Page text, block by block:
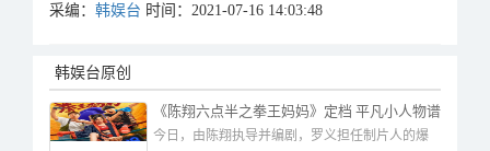
采编： 韩娱台 时间：2021-07-16 14:03:48
韩娱台原创
《陈翔六点半之拳王妈妈》定档 平凡小人物谱
写赢者之姿
今日，由陈翔执导并编剧，罗义担任制片人的爆